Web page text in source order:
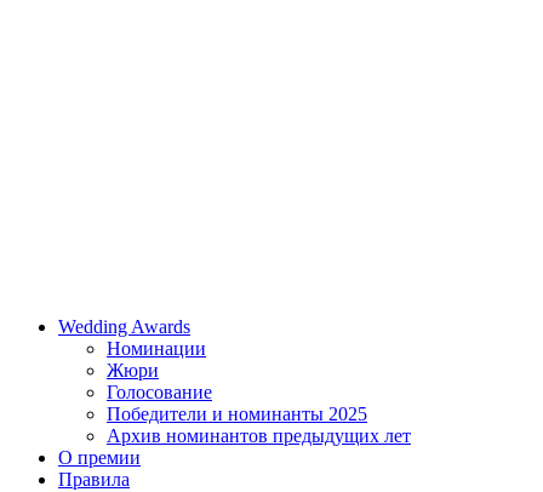
Wedding Awards
Номинации
Жюри
Голосование
Победители и номинанты 2025
Архив номинантов предыдущих лет
О премии
Правила